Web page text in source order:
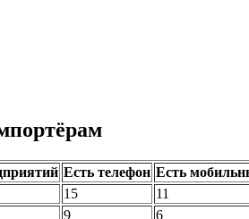
Есть телефон Есть
15 11
9 6